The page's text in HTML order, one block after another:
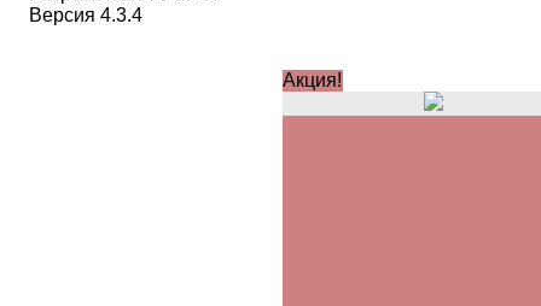
Версия 4.3.4
Акция!